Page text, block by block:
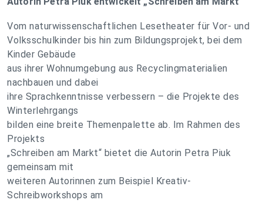
Vom naturwissenschaftlichen Lesetheater für Vor- und
Volksschulkinder bis hin zum Bildungsprojekt, bei dem
Kinder Gebäude
aus ihrer Wohnumgebung aus Recyclingmaterialien
nachbauen und dabei
ihre Sprachkenntnisse verbessern – die Projekte des
Winterlehrgangs
bilden eine breite Themenpalette ab. Im Rahmen des
Projekts
„Schreiben am Markt“ bietet die Autorin Petra Piuk
gemeinsam mit
weiteren Autorinnen zum Beispiel Kreativ-
Schreibworkshops am